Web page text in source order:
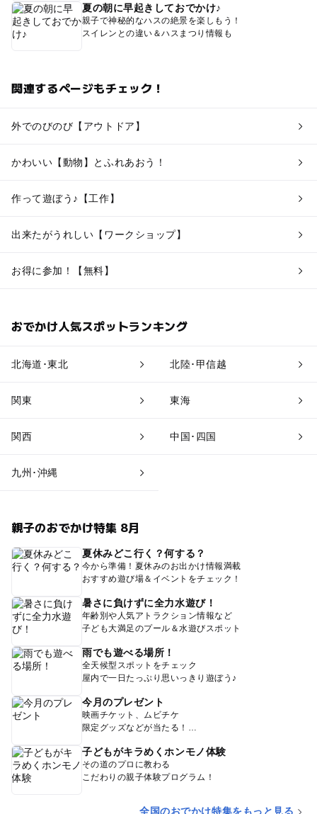
夏の朝に早起きしておでかけ♪
親子で神秘的なハスの絶景を楽しもう！
スイレンとの違い＆ハスまつり情報も
関連するページもチェック！
外でのびのび【アウトドア】
かわいい【動物】とふれあおう！
作って遊ぼう♪【工作】
出来たがうれしい【ワークショップ】
お得に参加！【無料】
おでかけ人気スポットランキング
北海道･東北 北陸･甲信越
関東 東海
関西 中国･四国
九州･沖縄
親子のおでかけ特集 8月
夏休みどこ行く？何する？
今から準備！夏休みのお出かけ情報満載
おすすめ遊び場＆イベントをチェック！
暑さに負けずに全力水遊び！
年齢別や人気アトラクション情報など
子ども大満足のプール＆水遊びスポット
雨でも遊べる場所！
全天候型スポットをチェック
屋内で一日たっぷり思いっきり遊ぼう♪
今月のプレゼント
映画チケット、ムビチケ
限定グッズなどが当たる！
子どもがキラめくホンモノ体験
その道のプロに教わる
こだわりの親子体験プログラム！
全国のおでかけ特集をもっと見る